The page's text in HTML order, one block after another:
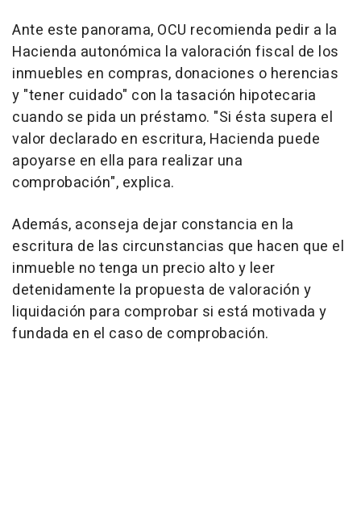
Ante este panorama, OCU recomienda pedir a la
Hacienda autonómica la valoración fiscal de los
inmuebles en compras, donaciones o herencias
y "tener cuidado" con la tasación hipotecaria
cuando se pida un préstamo. "Si ésta supera el
valor declarado en escritura, Hacienda puede
apoyarse en ella para realizar una
comprobación", explica.
Además, aconseja dejar constancia en la
escritura de las circunstancias que hacen que el
inmueble no tenga un precio alto y leer
detenidamente la propuesta de valoración y
liquidación para comprobar si está motivada y
fundada en el caso de comprobación.